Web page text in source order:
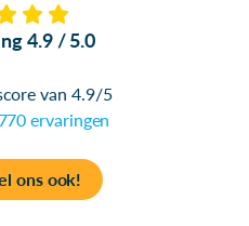
4.9 / 5.0
van 4.9/5
ervaringen
ons ook!